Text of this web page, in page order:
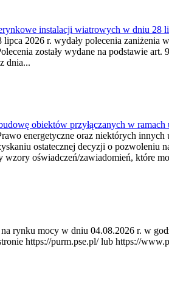
instalacji wiatrowych w dniu 28
2026 r. wydały polecenia
zostały wydane na podstawie
dnia...
obiektów przyłączanych w ramach
energetyczne oraz niektórych
ostatecznej decyzji o
oświadczeń/zawiadomień, które
na rynku mocy w dniu 04.08.2026 r. w
https://purm.pse.pl/ lub https://